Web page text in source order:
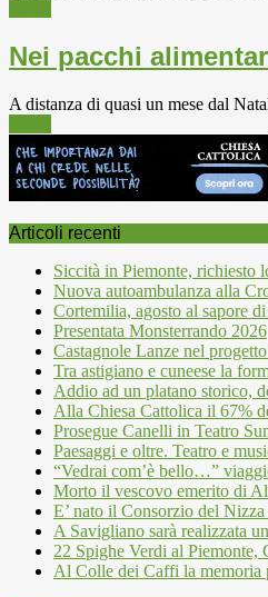
Nei pacchi
A distanza di quasi un mese dal
Articoli recenti
Siccità in Piemonte, richiesto
Nuova autoambulanza alla
Cortemilia, agosto al sapore
Presentata Monsterrando 2026
Castagnole Lanze nel
Tra astigiano e cuneese la
Addio ad un platano storico,
Alla Chiesa Cattolica il 67%
Prosegue Canelli in Teatro
Paesaggi e oltre. Teatro e
“Vedrai com’è bello…”
Morto il vescovo emerito di
E’ nato il Consorzio del
A Savigliano sarà realizzata
22 Spighe Verdi al Piemonte,
Al Colle dei Caffi la memoria